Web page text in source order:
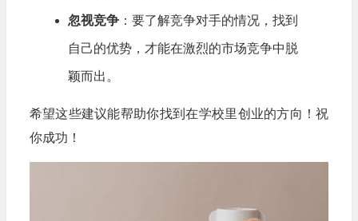
忽视竞争：要了解竞争对手的情况，找到
自己的优势，才能在激烈的市场竞争中脱
颖而出。
希望这些建议能帮助你找到在学校里创业的方向！祝
你成功！